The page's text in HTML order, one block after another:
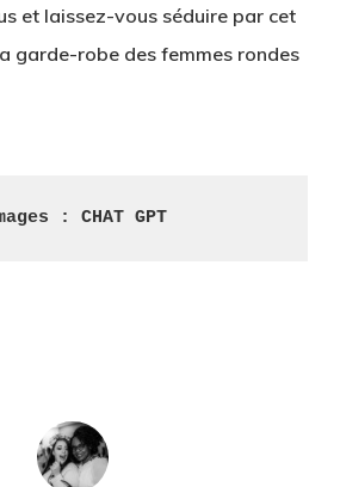
et laissez-vous séduire par cet
garde-robe des femmes rondes
: CHAT GPT